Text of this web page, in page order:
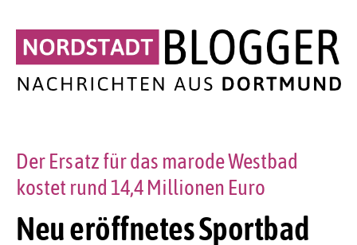
Neu eröffnetes Sportbad
Der Ersatz für das marode Westbad
kostet rund 14,4 Millionen Euro